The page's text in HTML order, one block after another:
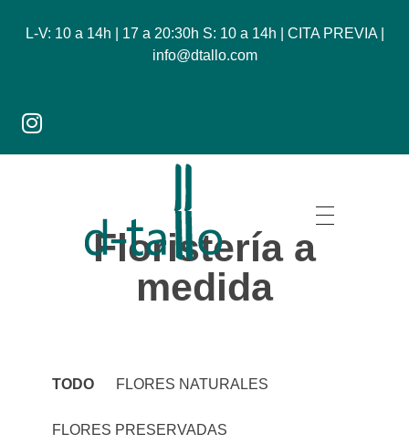
L-V: 10 a 14h | 17 a 20:30h S: 10 a 14h | CITA PREVIA |
info@dtallo.com
Floristería a
medida
TODO FLORES NATURALES
FLORES PRESERVADAS